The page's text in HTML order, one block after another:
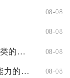
08-08
08-08
少年三国志2中的步练师属于什么种类的卡片 08-08
漫威对决最强卡包中含有哪些超凡能力的角色 08-08